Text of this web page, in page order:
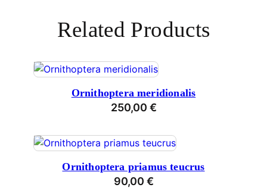
Related Products
Ornithoptera meridionalis
250,00 €
Ornithoptera priamus teucrus
90,00 €